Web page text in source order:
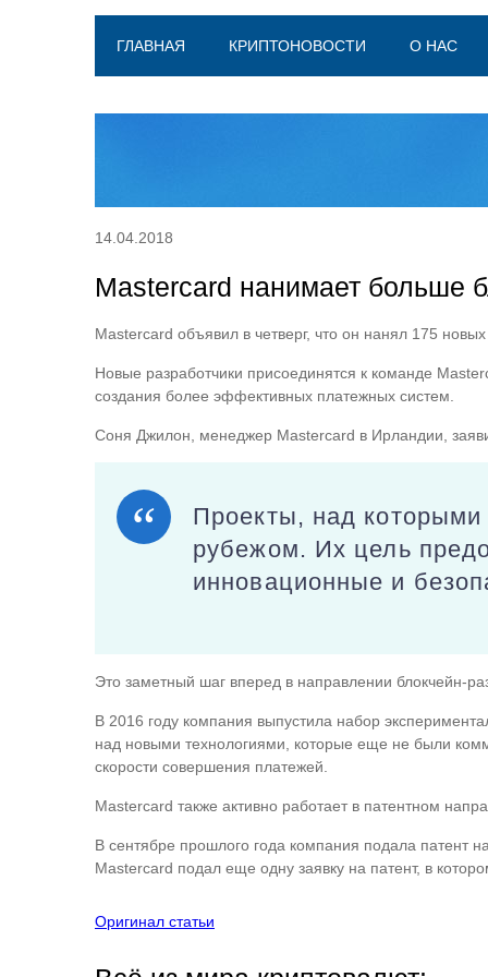
ГЛАВНАЯ КРИПТОНОВОСТИ О НАС
14.04.2018
Mastercard нанимает больше
Mastercard объявил в четверг, что он нанял 175
Новые разработчики присоединятся к команде
создания более эффективных платежных систем.
Соня Джилон, менеджер Mastercard в Ирландии,
Проекты, над которыми
рубежом. Их цель
инновационные и
Это заметный шаг вперед в направлении блокчейн-
В 2016 году компания выпустила набор
над новыми технологиями, которые еще не были
скорости совершения платежей.
Mastercard также активно работает в патентном
В сентябре прошлого года компания подала патент
Mastercard подал еще одну заявку на патент, в
Оригинал статьи